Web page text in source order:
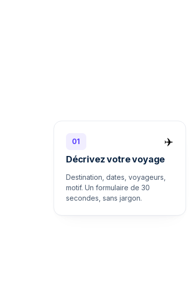
01 ✈️
Décrivez votre voyage
Destination, dates, voyageurs,
motif. Un formulaire de 30
secondes, sans jargon.